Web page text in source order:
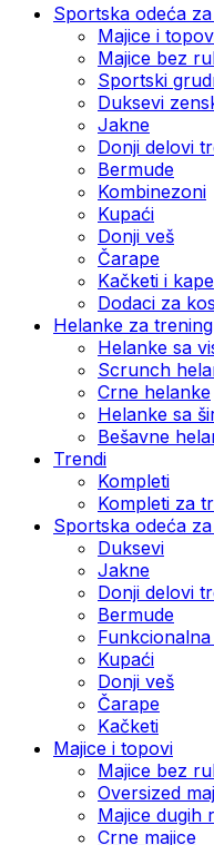
Sportska odeća
Majice i
Majice bez
Sportski
Duksevi
Jakne
Donji delovi
Bermude
Kombinezoni
Kupaći
Donji veš
Čarape
Kačketi i kape
Dodaci za
Helanke za trening
Helanke sa
Scrunch
Crne helanke
Helanke sa
Bešavne
Trendi
Kompleti
Kompleti za
Sportska odeća
Duksevi
Jakne
Donji delovi
Bermude
Kupaći
Donji veš
Čarape
Kačketi
Majice i topovi
Majice bez
Oversized
Majice dugih
Crne majice